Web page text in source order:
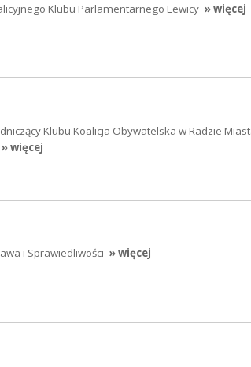
Klubu Parlamentarnego Lewicy » więcej
Klubu Koalicja Obywatelska w Radzie
» więcej
i Sprawiedliwości » więcej